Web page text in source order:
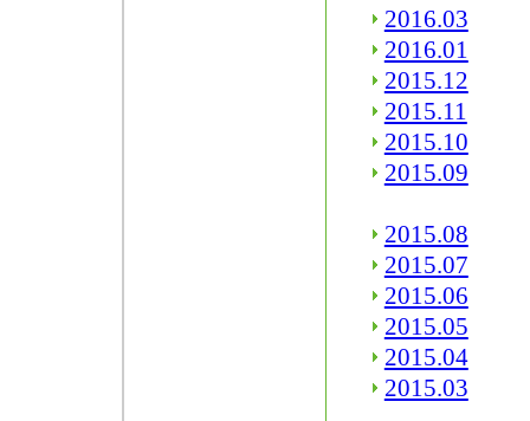
2016.03
2016.01
2015.12
2015.11
2015.10
2015.09
2015.08
2015.07
2015.06
2015.05
2015.04
2015.03